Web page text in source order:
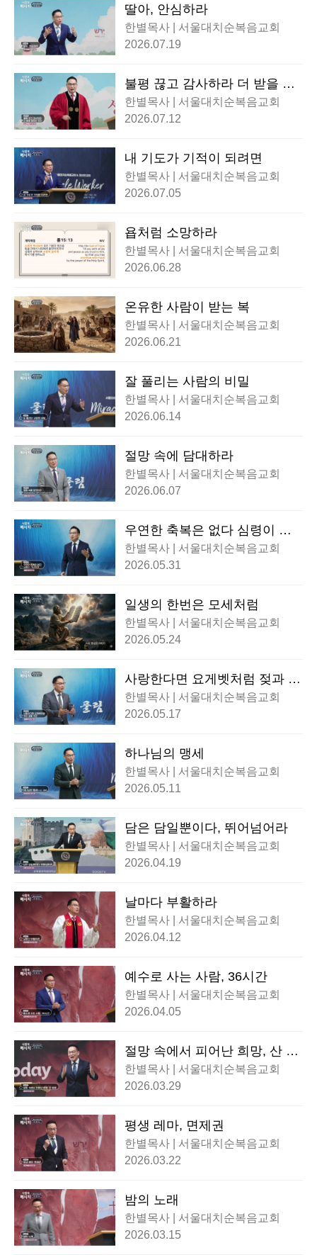
딸아, 안심하라
한별목사 | 서울대치순복음교회
2026.07.19
불평 끊고 감사하라 더 받을 응
답이 있다
한별목사 | 서울대치순복음교회
2026.07.12
내 기도가 기적이 되려면
한별목사 | 서울대치순복음교회
2026.07.05
욥처럼 소망하라
한별목사 | 서울대치순복음교회
2026.06.28
온유한 사람이 받는 복
한별목사 | 서울대치순복음교회
2026.06.21
잘 풀리는 사람의 비밀
한별목사 | 서울대치순복음교회
2026.06.14
절망 속에 담대하라
한별목사 | 서울대치순복음교회
2026.06.07
우연한 축복은 없다 심령이 가
난하라
한별목사 | 서울대치순복음교회
2026.05.31
일생의 한번은 모세처럼
한별목사 | 서울대치순복음교회
2026.05.24
사랑한다면 요게벳처럼 젖과 꿀
을 주라
한별목사 | 서울대치순복음교회
2026.05.17
하나님의 맹세
한별목사 | 서울대치순복음교회
2026.05.11
담은 담일뿐이다, 뛰어넘어라
한별목사 | 서울대치순복음교회
2026.04.19
날마다 부활하라
한별목사 | 서울대치순복음교회
2026.04.12
예수로 사는 사람, 36시간
한별목사 | 서울대치순복음교회
2026.04.05
절망 속에서 피어난 희망, 산 믿
음
한별목사 | 서울대치순복음교회
2026.03.29
평생 레마, 면제권
한별목사 | 서울대치순복음교회
2026.03.22
밤의 노래
한별목사 | 서울대치순복음교회
2026.03.15